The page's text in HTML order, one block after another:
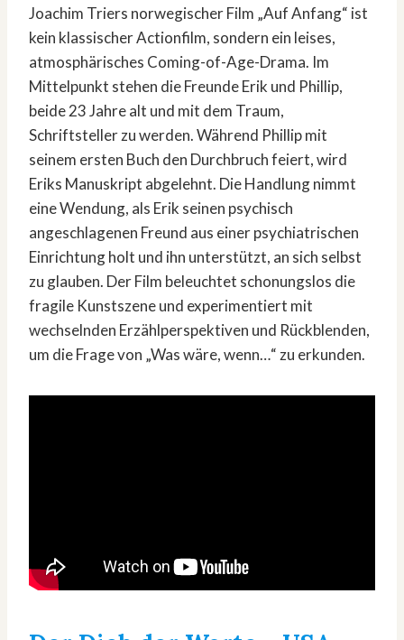
Joachim Triers norwegischer Film „Auf Anfang“ ist
kein klassischer Actionfilm, sondern ein leises,
atmosphärisches Coming-of-Age-Drama. Im
Mittelpunkt stehen die Freunde Erik und Phillip,
beide 23 Jahre alt und mit dem Traum,
Schriftsteller zu werden. Während Phillip mit
seinem ersten Buch den Durchbruch feiert, wird
Eriks Manuskript abgelehnt. Die Handlung nimmt
eine Wendung, als Erik seinen psychisch
angeschlagenen Freund aus einer psychiatrischen
Einrichtung holt und ihn unterstützt, an sich selbst
zu glauben. Der Film beleuchtet schonungslos die
fragile Kunstszene und experimentiert mit
wechselnden Erzählperspektiven und Rückblenden,
um die Frage von „Was wäre, wenn…“ zu erkunden.